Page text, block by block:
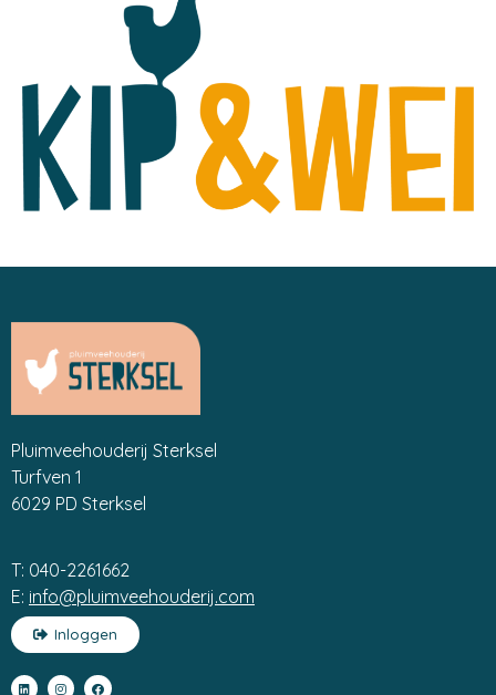
Pluimveehouderij Sterksel
Turfven 1
6029 PD Sterksel
T: 040-2261662
E: info@pluimveehouderij.com
Inloggen